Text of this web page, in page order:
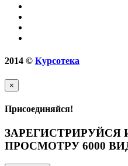
2014 © Курсотека
×
Присоединяйся!
ЗАРЕГИСТРИРУЙСЯ
ПРОСМОТРУ 6000